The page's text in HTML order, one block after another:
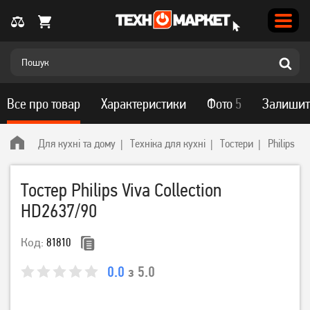
Для кухні та дому Техніка для кухні Тостери Philips
Тостер Philips Viva Collection
HD2637/90
Код: 81810
0.0 з 5.0
Все про товар Характеристики Фото 5